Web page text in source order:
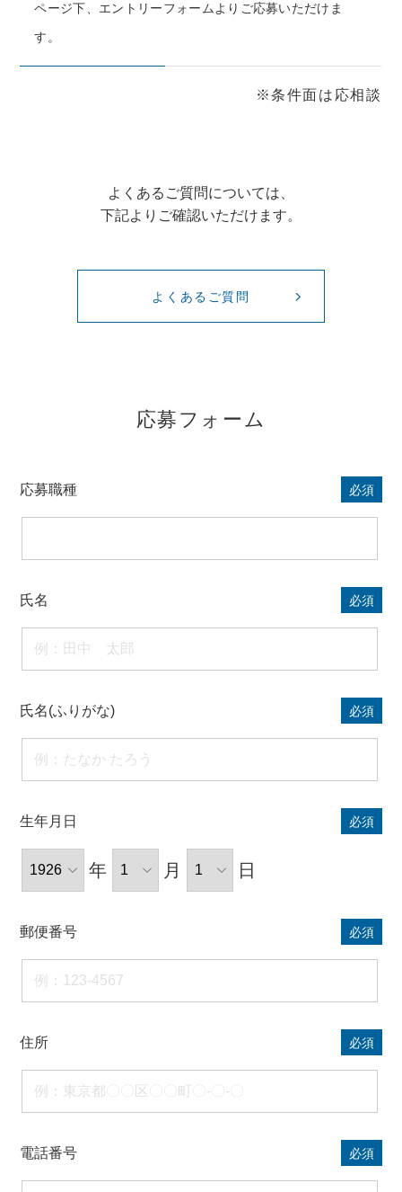
※条件面は応相談
ページ下、エントリーフォームよりご応募いただけま
す。
よくあるご質問については、
下記よりご確認いただけます。
よくあるご質問
応募フォーム
応募職種 必須
氏名 必須
氏名(ふりがな) 必須
生年月日 必須
年 月 日
郵便番号 必須
住所 必須
電話番号 必須